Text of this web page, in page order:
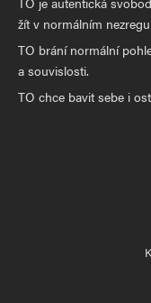
žít v normálním
TO brání normální
a souvislosti.
TO chce bavit sebe i